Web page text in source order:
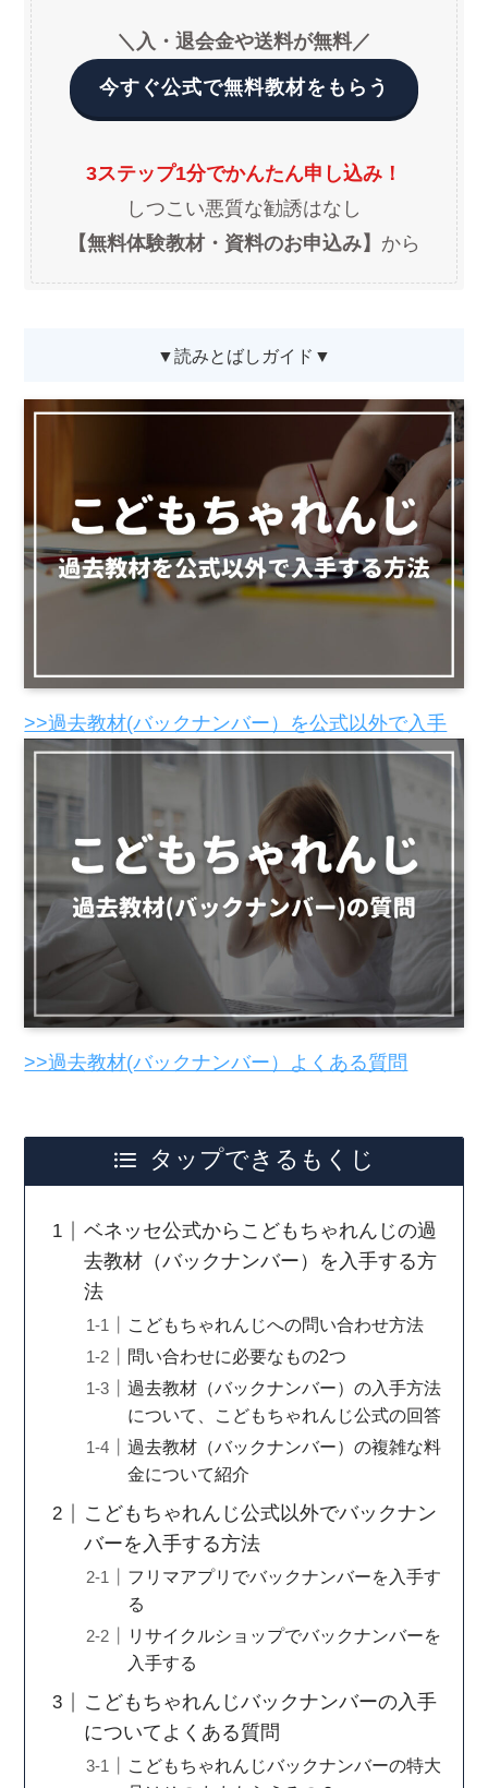
＼入・退会金や送料が無料／
今すぐ公式で無料教材をもらう
3ステップ1分でかんたん申し込み！
しつこい悪質な勧誘はなし
【無料体験教材・資料のお申込み】 から
▼読みとばしガイド▼
>>過去教材(バックナンバー）を公式以外で入手
>>過去教材(バックナンバー）よくある質問
タップできるもくじ
ベネッセ公式からこどもちゃれんじの過
去教材（バックナンバー）を入手する方
法
こどもちゃれんじへの問い合わせ方法
問い合わせに必要なもの2つ
過去教材（バックナンバー）の入手方法
について、こどもちゃれんじ公式の回答
過去教材（バックナンバー）の複雑な料
金について紹介
こどもちゃれんじ公式以外でバックナン
バーを入手する方法
フリマアプリでバックナンバーを入手す
る
リサイクルショップでバックナンバーを
入手する
こどもちゃれんじバックナンバーの入手
についてよくある質問
こどもちゃれんじバックナンバーの特大